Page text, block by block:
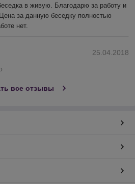
в живую. Благодарю за работу и
за данную беседку полностью
нет.
25.04.2018
все отзывы